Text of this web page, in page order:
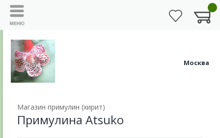
Москва
Магазин примулин (хирит)
Примулина Atsuko